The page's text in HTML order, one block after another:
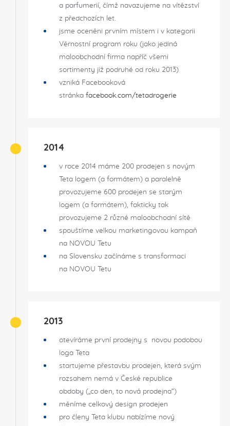
a parfumerií, čímž navazujeme na vítězství
z předchozích let.
jsme oceněni prvním místem i v kategorii
Věrnostní program roku (jako jediná
maloobchodní firma napříč všemi
sortimenty již podruhé od roku 2013)
vzniká Facebooková
stránka facebook.com/tetadrogerie
2014
v roce 2014 máme 200 prodejen s novým
Teta logem (a formátem) a paralelně
provozujeme 600 prodejen se starým
logem (a formátem), fakticky tak
provozujeme 2 různé maloobchodní sítě
spouštíme velkou marketingovou kampaň
na NOVOU Tetu
na Slovensku začínáme s transformaci
na NOVOU Tetu
2013
otevíráme první prodejny s novou podobou
loga Teta
startujeme přestavbu prodejen, která svým
rozsahem nemá v České republice
obdoby („co den, to nová prodejna“)
měníme celkový design prodejen
pro členy Teta klubu nabízíme nový